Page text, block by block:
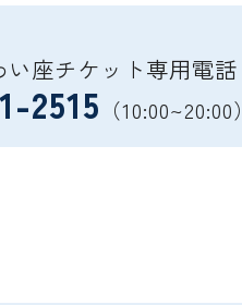
い座チケット専用電話
2515 （10:00~20:00）